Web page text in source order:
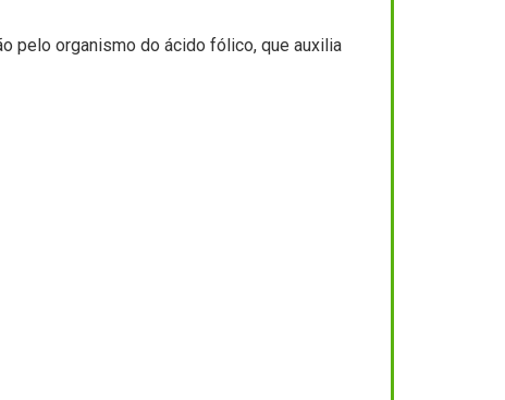
pelo organismo do ácido fólico, que auxilia